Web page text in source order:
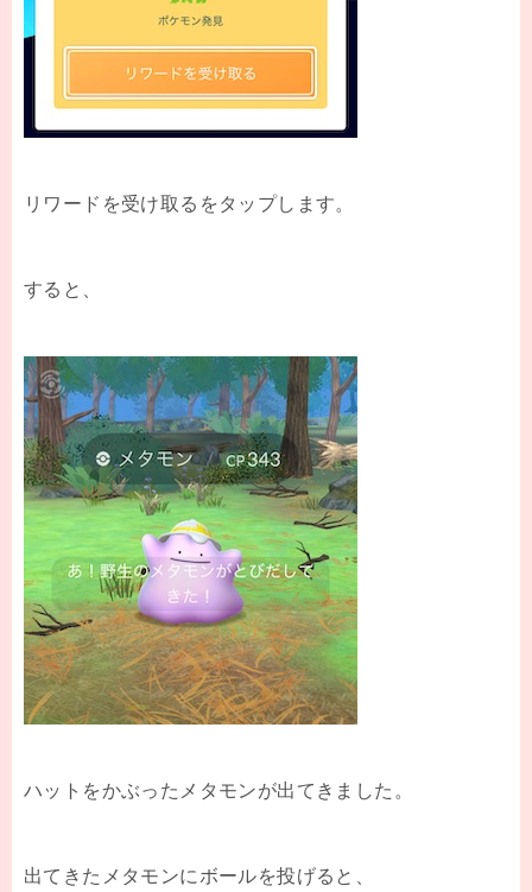
リワードを受け取るをタップします。
すると、
ハットをかぶったメタモンが出てきました。
出てきたメタモンにボールを投げると、